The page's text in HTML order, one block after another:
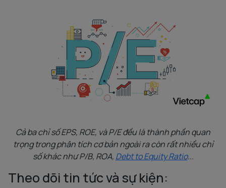
Cả ba chỉ số EPS, ROE, và P/E đều là thành phần quan
trọng trong phân tích cơ bản ngoài ra còn rất nhiều chỉ
số khác như P/B, ROA, Debt to Equity Ratio...
Theo dõi tin tức và sự kiện: